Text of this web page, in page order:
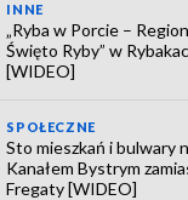
INNE
„Ryba w Porcie –
Święto Ryby” w
[WIDEO]
SPOŁECZNE
Sto mieszkań i bulwary
Kanałem Bystrym
Fregaty [WIDEO]